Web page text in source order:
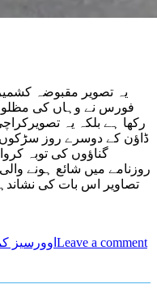
یہ تصویر مقبوضہ
فورس نے وہاں کی مظلوم
رکھا ہے بلکہ یہ
ڈاؤن کے دوسرے روز سڑکوں
گناؤوں کی توبہ
روزنامے میں شائع ہونے
تصاویر اس بات کی
اوورسیز Leave a comment